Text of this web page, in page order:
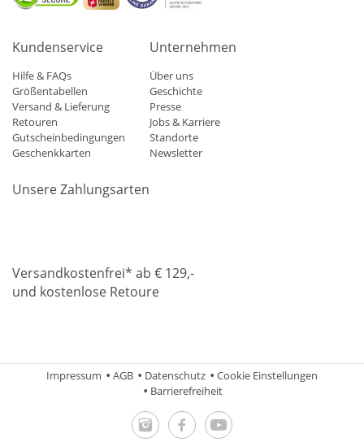
Kundenservice
Hilfe & FAQs
Größentabellen
Versand & Lieferung
Retouren
Gutscheinbedingungen
Geschenkkarten
Unternehmen
Über uns
Geschichte
Presse
Jobs & Karriere
Standorte
Newsletter
Unsere Zahlungsarten
Versandkostenfrei* ab € 129,-
und kostenlose Retoure
Impressum AGB Datenschutz
Cookie Einstellungen
Barrierefreiheit